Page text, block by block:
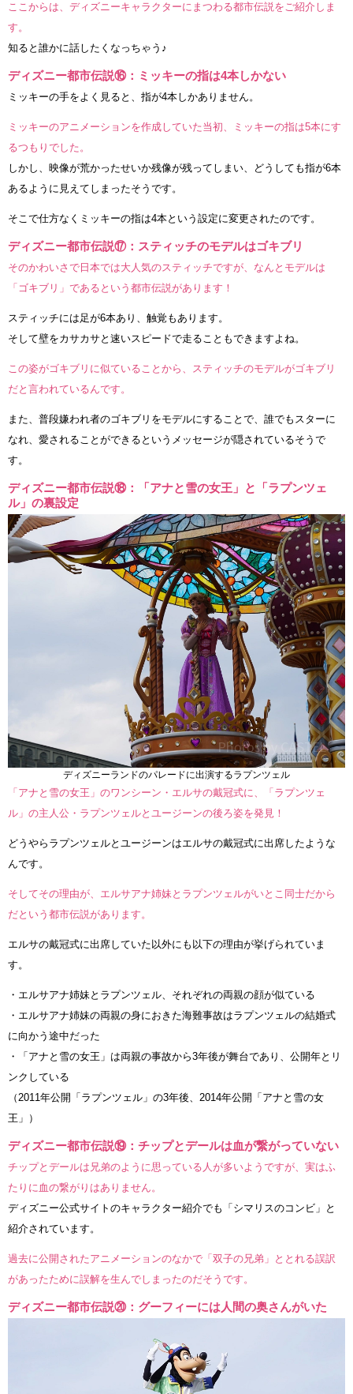
ここからは、ディズニーキャラクターにまつわる都市伝説をご紹介しま
す。
知ると誰かに話したくなっちゃう♪
ディズニー都市伝説⑯：ミッキーの指は4本しかない
ミッキーの手をよく見ると、指が4本しかありません。
ミッキーのアニメーションを作成していた当初、ミッキーの指は5本にす
るつもりでした。
しかし、映像が荒かったせいか残像が残ってしまい、どうしても指が6本
あるように見えてしまったそうです。
そこで仕方なくミッキーの指は4本という設定に変更されたのです。
ディズニー都市伝説⑰：スティッチのモデルはゴキブリ
そのかわいさで日本では大人気のスティッチですが、なんとモデルは
「ゴキブリ」であるという都市伝説があります！
スティッチには足が6本あり、触覚もあります。
そして壁をカサカサと速いスピードで走ることもできますよね。
この姿がゴキブリに似ていることから、スティッチのモデルがゴキブリ
だと言われているんです。
また、普段嫌われ者のゴキブリをモデルにすることで、誰でもスターに
なれ、愛されることができるというメッセージが隠されているそうで
す。
ディズニー都市伝説⑱：「アナと雪の女王」と「ラプンツェ
ル」の裏設定
ディズニーランドのパレードに出演するラプンツェル
「アナと雪の女王」のワンシーン・エルサの戴冠式に、「ラプンツェ
ル」の主人公・ラプンツェルとユージーンの後ろ姿を発見！
どうやらラプンツェルとユージーンはエルサの戴冠式に出席したような
んです。
そしてその理由が、エルサアナ姉妹とラプンツェルがいとこ同士だから
だという都市伝説があります。
エルサの戴冠式に出席していた以外にも以下の理由が挙げられていま
す。
・エルサアナ姉妹とラプンツェル、それぞれの両親の顔が似ている
・エルサアナ姉妹の両親の身におきた海難事故はラプンツェルの結婚式
に向かう途中だった
・「アナと雪の女王」は両親の事故から3年後が舞台であり、公開年とリ
ンクしている
（2011年公開「ラプンツェル」の3年後、2014年公開「アナと雪の女
王」）
ディズニー都市伝説⑲：チップとデールは血が繋がっていない
チップとデールは兄弟のように思っている人が多いようですが、実はふ
たりに血の繋がりはありません。
ディズニー公式サイトのキャラクター紹介でも「シマリスのコンビ」と
紹介されています。
過去に公開されたアニメーションのなかで「双子の兄弟」ととれる誤訳
があったために誤解を生んでしまったのだそうです。
ディズニー都市伝説⑳：グーフィーには人間の奥さんがいた